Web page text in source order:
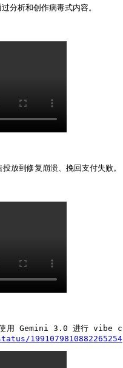
分析和创作病毒式内容。
放到修复崩溃、挽回支付失败。
1991079810882265254